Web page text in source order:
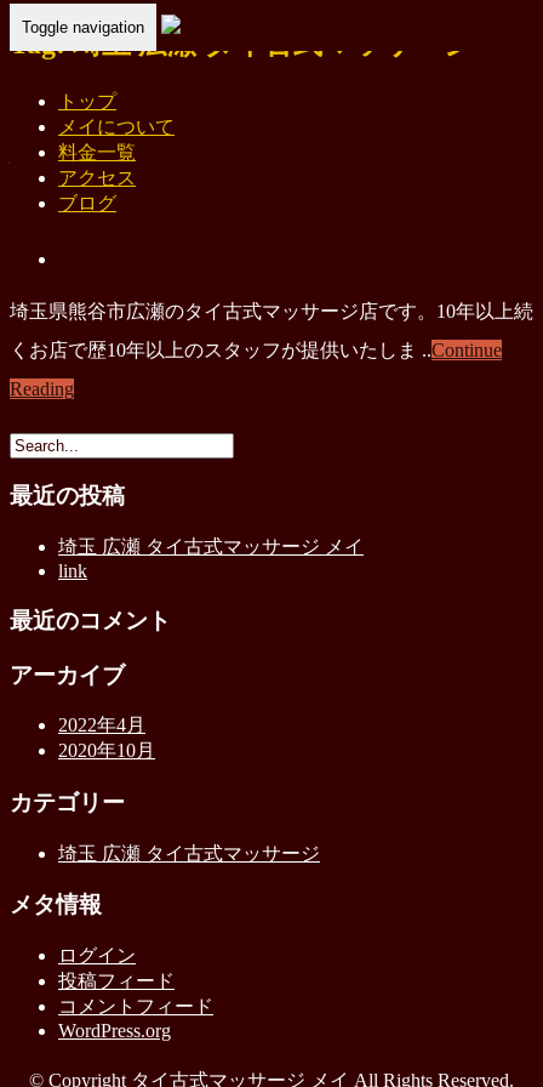
Toggle navigation
トップ
メイについて
料金一覧
アクセス
ブログ
Tag: 埼玉 広瀬 タイ古式マッサージ
Home - 埼玉 広瀬 タイ古式マッサージ
埼玉 広瀬 タイ古式マッサージ メイ
kwan
埼玉県熊谷市広瀬のタイ古式マッサージ店です。10年以上続
くお店で歴10年以上のスタッフが提供いたしま ..Continue
Reading
最近の投稿
埼玉 広瀬 タイ古式マッサージ メイ
link
最近のコメント
アーカイブ
2022年4月
2020年10月
カテゴリー
埼玉 広瀬 タイ古式マッサージ
メタ情報
ログイン
投稿フィード
コメントフィード
WordPress.org
© Copyright タイ古式マッサージ メイ All Rights Reserved.